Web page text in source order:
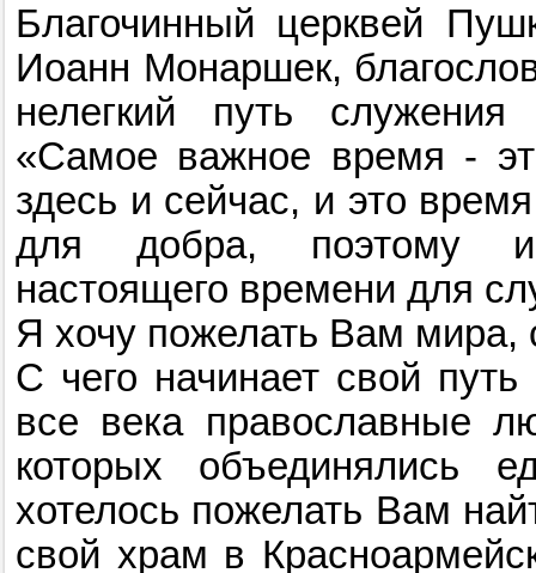
Благочинный церквей
Иоанн Монаршек,
нелегкий путь служения
«Самое важное время -
здесь и сейчас, и это
для добра, поэтому
настоящего времени для
Я хочу пожелать Вам мира,
С чего начинает свой
все века православные
которых объединялись
хотелось пожелать Вам
свой храм в